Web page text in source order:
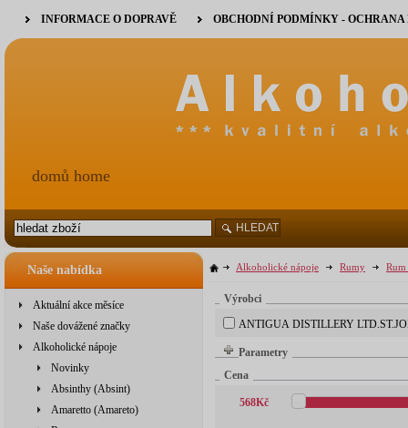
Naše nabídka
Aktuální akce měsíce
Naše dovážené značky
Alkoholické nápoje
Novinky
Absinthy (Absint)
Amaretto (Amareto)
Alkoholické nápoje Rumy
Výrobci
ANTIGUA DISTILLERY
Parametry
Cena
568Kč
INFORMACE O DOPRAVĚ OBCHODNÍ PODMÍNKY -
domů home
HLEDAT